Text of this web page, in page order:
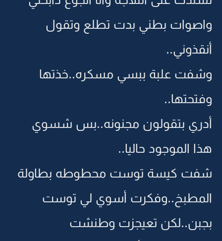
واصوات بطني بدت تطلع وتقول
أنقذوني..
وشفت علبة ببسي مسكره..خذتها
وفتحتها..
أدري بتقولون مجنونه..بس شسوي
هذا الموجود حاليا..
شفت كيسة توست محطوطه بطاولة
المطبخ..وفكرت أسوي لي توست
بجبن..لكن تعيجزت وطنشت